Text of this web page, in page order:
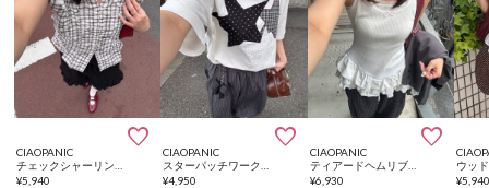

CIAOPANIC
¥5,940

CIAOPANIC
¥4,950

CIAOPANIC
ティアードヘムリブタンクトップ
¥6,930 ¥